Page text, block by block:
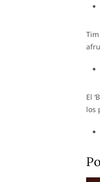
El
los